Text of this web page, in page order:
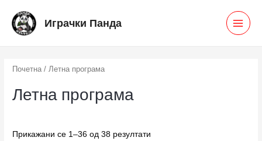
content
Играчки Панда
Почетна / Летна програма
Летна програма
Прикажани се 1–36 од 38 резултати